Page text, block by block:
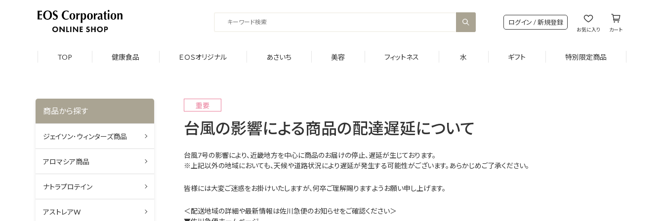
ログイン / 新規登録
お気に入り カート
TOP 健康食品 ＥＯＳオリジナル あさいち 美容 フィットネス 水 ギフト 特別限定商品
商品から探す
ジェイソン･ウィンターズ商品
アロマシア商品
ナトラプロテイン
アストレアW
重要
台風の影響による商品の配達遅延について
台風7号の影響により、近畿地方を中心に商品のお届けの停止、遅延が生じております。
※上記以外の地域においても、天候や道路状況により遅延が発生する可能性がございます。あらかじめご了承ください。
皆様には大変ご迷惑をお掛けいたしますが、何卒ご理解賜りますようお願い申し上げます。
＜配送地域の詳細や最新情報は佐川急便のお知らせをご確認ください＞